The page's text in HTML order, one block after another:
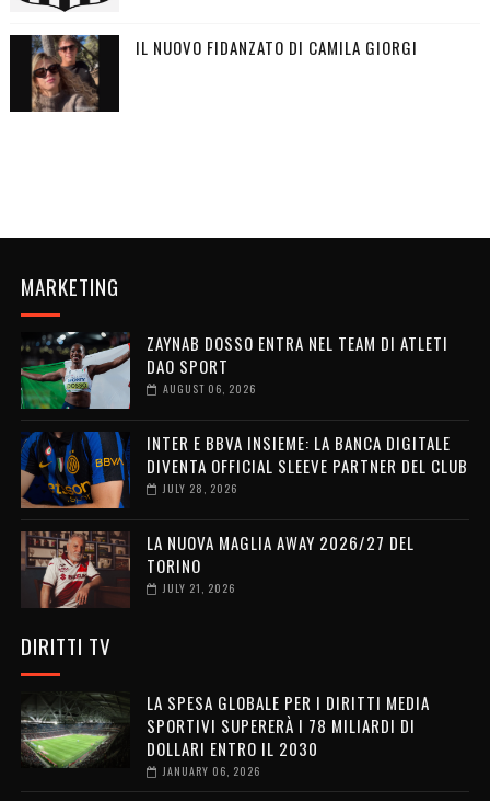
IL NUOVO FIDANZATO DI CAMILA GIORGI
MARKETING
ZAYNAB DOSSO ENTRA NEL TEAM DI ATLETI
DAO SPORT
AUGUST 06, 2026
INTER E BBVA INSIEME: LA BANCA DIGITALE
DIVENTA OFFICIAL SLEEVE PARTNER DEL CLUB
JULY 28, 2026
LA NUOVA MAGLIA AWAY 2026/27 DEL
TORINO
JULY 21, 2026
DIRITTI TV
LA SPESA GLOBALE PER I DIRITTI MEDIA
SPORTIVI SUPERERÀ I 78 MILIARDI DI
DOLLARI ENTRO IL 2030
JANUARY 06, 2026